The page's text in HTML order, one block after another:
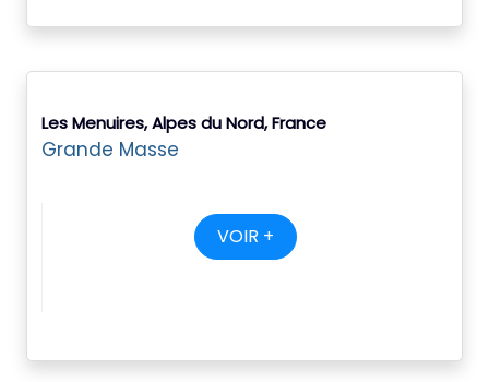
Les Menuires, Alpes du Nord, France
Grande Masse
VOIR +